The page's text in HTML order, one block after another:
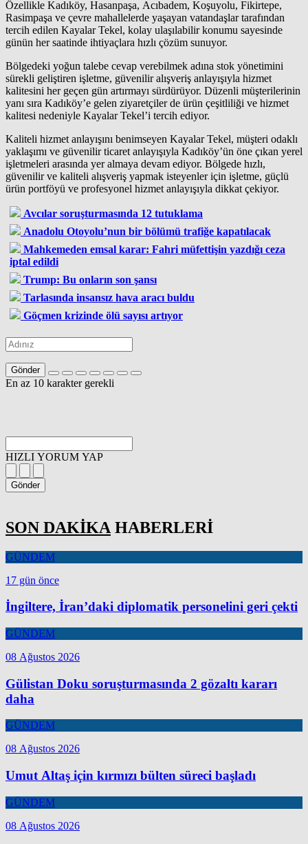
Özellikle Kadıköy, Hasanpaşa, Acıbadem, Koşuyolu, Fikirtepe,
Rasimpaşa ve çevre mahallelerde yaşayan vatandaşlar tarafından
tercih edilen Kayalar Tekel, kolay ulaşılabilir konumu sayesinde
günün her saatinde ihtiyaçlara hızlı çözüm sunuyor.
Bölgedeki yoğun talebe cevap verebilmek adına stok yönetimini
sürekli geliştiren işletme, güvenilir alışveriş anlayışıyla hizmet
kalitesini her geçen gün artırmayı sürdürüyor. Düzenli müşterilerinin
yanı sıra Kadıköy’e gelen ziyaretçiler de ürün çeşitliliği ve hizmet
kalitesi nedeniyle Kayalar Tekel’i tercih ediyor.
Kaliteli hizmet anlayışını benimseyen Kayalar Tekel, müşteri odaklı
yaklaşımı ve güvenilir ticaret anlayışıyla Kadıköy’ün öne çıkan yerel
işletmeleri arasında yer almaya devam ediyor. Bölgede hızlı,
güvenilir ve kaliteli alışveriş yapmak isteyenler için işletme, güçlü
ürün portföyü ve profesyonel hizmet anlayışıyla dikkat çekiyor.
Avcılar soruşturmasında 12 tutuklama
Anadolu Otoyolu’nun bir bölümü trafiğe kapatılacak
Mahkemeden emsal karar: Fahri müfettişin yazdığı ceza
iptal edildi
Trump: Bu onların son şansı
Tarlasında insansız hava aracı buldu
Göçmen krizinde ölü sayısı artıyor
Gönder
En az 10 karakter gerekli
HIZLI YORUM YAP
Gönder
SON DAKİKA HABERLERİ
GÜNDEM
17 gün önce
İngiltere, İran’daki diplomatik personelini geri çekti
GÜNDEM
08 Ağustos 2026
Gülistan Doku soruşturmasında 2 gözaltı kararı
daha
GÜNDEM
08 Ağustos 2026
Umut Altaş için kırmızı bülten süreci başladı
GÜNDEM
08 Ağustos 2026